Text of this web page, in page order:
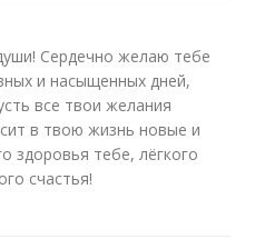
Сердечно желаю тебе
и насыщенных дней,
все твои желания
в твою жизнь новые и
здоровья тебе, лёгкого
счастья!